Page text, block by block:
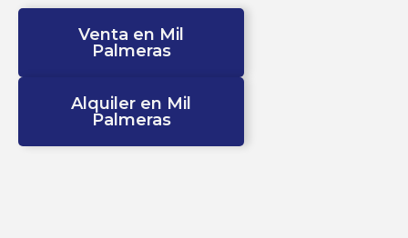
Venta en Mil
Palmeras
Alquiler en Mil
Palmeras